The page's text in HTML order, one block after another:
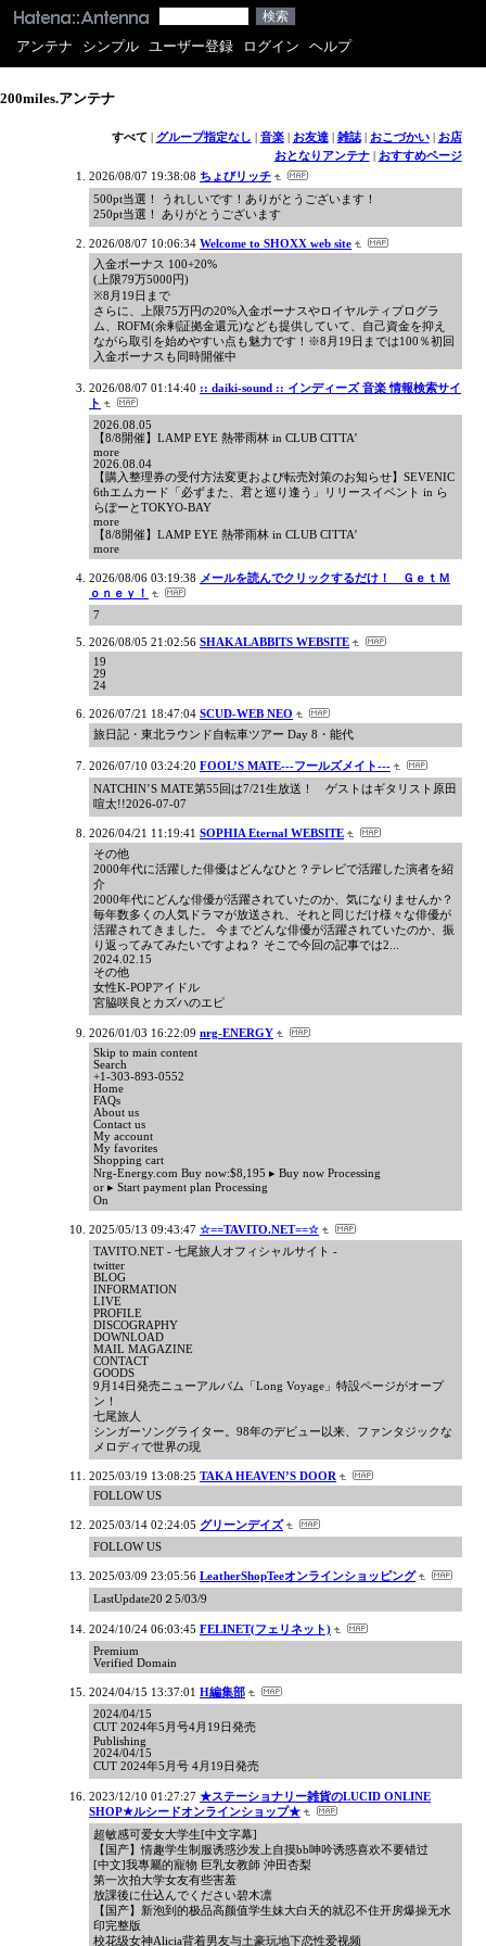
アンテナ シンプル ユーザー登録 ログイン ヘルプ
200miles.アンテナ
すべて グループ指定なし 音楽| お友達| 雑誌| おこづかい|
お店
おとなりアンテナ|
おすすめページ
2026/08/07 19:38:08 ちょびリッチ
500pt当選！ うれしいです！ありがとうございます！
250pt当選！ ありがとうございます
2026/08/07 10:06:34 Welcome to SHOXX web site
入金ボーナス 100+20%
(上限79万5000円)
※8月19日まで
さらに、上限75万円の20%入金ボーナスやロイヤルティプログラ
ム、ROFM(余剰証拠金還元)なども提供していて、自己資金を抑え
ながら取引を始めやすい点も魅力です！※8月19日までは100％初回
入金ボーナスも同時開催中
2026/08/07 01:14:40 :: daiki-sound :: インディーズ 音楽 情報検索サイ
ト
2026.08.05
【8/8開催】LAMP EYE 熱帯雨林 in CLUB CITTA’
more
2026.08.04
【購入整理券の受付方法変更および転売対策のお知らせ】SEVENIC
6thエムカード「必ずまた、君と巡り逢う」リリースイベント in ら
らぽーとTOKYO-BAY
more
【8/8開催】LAMP EYE 熱帯雨林 in CLUB CITTA’
more
2026/08/06 03:19:38 メールを読んでクリックするだけ！ ＧｅｔＭ
ｏｎｅｙ！
7
2026/08/05 21:02:56 SHAKALABBITS WEBSITE
19
29
24
2026/07/21 18:47:04 SCUD-WEB NEO
旅日記・東北ラウンド自転車ツアー Day 8・能代
2026/07/10 03:24:20 FOOL’S MATE---フールズメイト---
NATCHIN’S MATE第55回は7/21生放送！ ゲストはギタリスト原田
喧太!!2026-07-07
2026/04/21 11:19:41 SOPHIA Eternal WEBSITE
その他
2000年代に活躍した俳優はどんなひと？テレビで活躍した演者を紹
介
2000年代にどんな俳優が活躍されていたのか、気になりませんか？
毎年数多くの人気ドラマが放送され、それと同じだけ様々な俳優が
活躍されてきました。 今までどんな俳優が活躍されていたのか、振
り返ってみてみたいですよね？ そこで今回の記事では2...
2024.02.15
その他
女性K-POPアイドル
宮脇咲良とカズハのエピ
2026/01/03 16:22:09 nrg-ENERGY
Skip to main content
Search
+1-303-893-0552
Home
FAQs
About us
Contact us
My account
My favorites
Shopping cart
Nrg-Energy.com Buy now:$8,195 ▸ Buy now Processing
or ▸ Start payment plan Processing
On
2025/05/13 09:43:47 ☆==TAVITO.NET==☆
TAVITO.NET - 七尾旅人オフィシャルサイト -
twitter
BLOG
INFORMATION
LIVE
PROFILE
DISCOGRAPHY
DOWNLOAD
MAIL MAGAZINE
CONTACT
GOODS
9月14日発売ニューアルバム「Long Voyage」特設ページがオープ
ン！
七尾旅人
シンガーソングライター。98年のデビュー以来、ファンタジックな
メロディで世界の現
2025/03/19 13:08:25 TAKA HEAVEN’S DOOR
FOLLOW US
2025/03/14 02:24:05 グリーンデイズ
FOLLOW US
2025/03/09 23:05:56 LeatherShopTeeオンラインショッピング
LastUpdate20２5/03/9
2024/10/24 06:03:45 FELINET(フェリネット)
Premium
Verified Domain
2024/04/15 13:37:01 H編集部
2024/04/15
CUT 2024年5月号4月19日発売
Publishing
2024/04/15
CUT 2024年5月号 4月19日発売
2023/12/10 01:27:27 ★ステーショナリー雑貨のLUCID ONLINE
SHOP★ルシードオンラインショップ★
超敏感可爱女大学生[中文字幕]
【国产】情趣学生制服诱惑沙发上自摸bb呻吟诱惑喜欢不要错过
[中文]我專屬的寵物 巨乳女教師 沖田杏梨
第一次拍大学女友有些害羞
放課後に仕込んでください碧木凛
【国产】新泡到的极品高颜值学生妹大白天的就忍不住开房爆操无水
印完整版
校花级女神Alicia背着男友与土豪玩地下恋性爱视频